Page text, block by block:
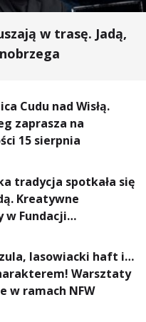
w trasę. Jadą,
Cudu nad Wisłą.
zaprasza na
15 sierpnia
tradycja spotkała się
Kreatywne
Fundacji
lasowiacki haft i…
Warsztaty
w ramach NFW